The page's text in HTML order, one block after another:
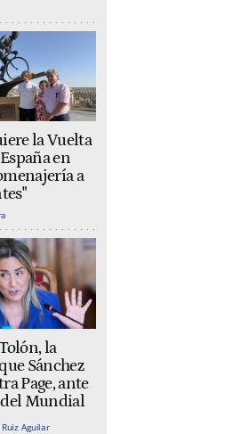
la Vuelta
en
a
la
Sánchez
Page, ante
del Mundial
Aguilar